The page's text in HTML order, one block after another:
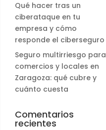
Qué hacer tras un
ciberataque en tu
empresa y cómo
responde el ciberseguro
Seguro multirriesgo para
comercios y locales en
Zaragoza: qué cubre y
cuánto cuesta
Comentarios
recientes